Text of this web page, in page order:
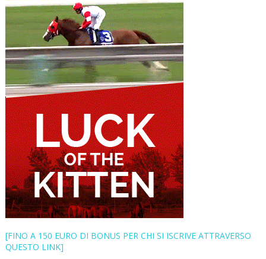
[FINO A 150 EURO DI BONUS PER CHI SI ISCRIVE ATTRAVERSO
QUESTO LINK]